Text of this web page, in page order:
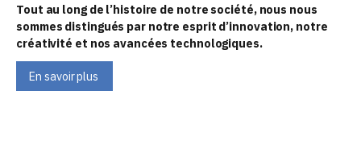
Tout au long de l’histoire de notre société, nous nous
sommes distingués par notre esprit d’innovation, notre
créativité et nos avancées technologiques.
En savoir plus